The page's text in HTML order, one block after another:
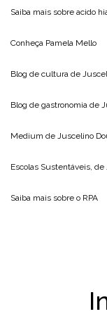
Saiba mais sobre acido
Conheça Pamela Mello
Blog de cultura de
Blog de gastronomia de
Medium de Juscelino
Escolas Sustentáveis, de
Saiba mais sobre o RPA